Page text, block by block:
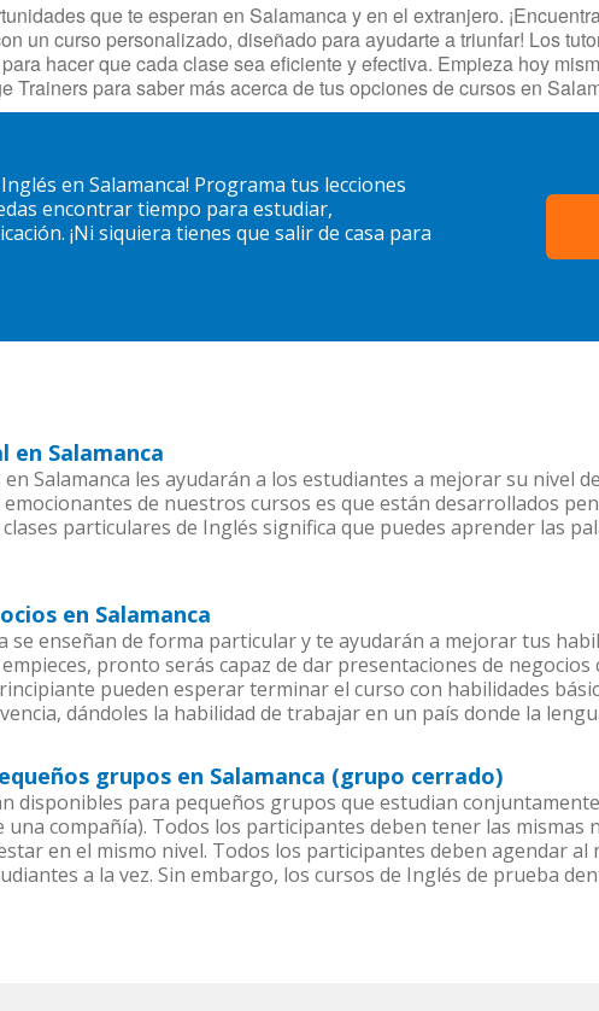
que te esperan en Salamanca y en el extranjero.
un curso personalizado, diseñado para ayudarte a triunfar! Los
hacer que cada clase sea eficiente y efectiva. Empieza hoy
Trainers para saber más acerca de tus opciones de cursos en
en Salamanca! Programa tus lecciones
encontrar tiempo para estudiar,
¡Ni siquiera tienes que salir de casa para
en Salamanca
Salamanca les ayudarán a los estudiantes a mejorar su nivel
de nuestros cursos es que están desarrollados
particulares de Inglés significa que puedes aprender las
en Salamanca
se enseñan de forma particular y te ayudarán a mejorar tus
pronto serás capaz de dar presentaciones de
pueden esperar terminar el curso con habilidades
dándoles la habilidad de trabajar en un país donde la
grupos en Salamanca (grupo cerrado)
disponibles para pequeños grupos que estudian
compañía). Todos los participantes deben tener las mismas
en el mismo nivel. Todos los participantes deben agendar
a la vez. Sin embargo, los cursos de Inglés de prueba